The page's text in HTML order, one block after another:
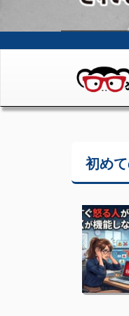
初め